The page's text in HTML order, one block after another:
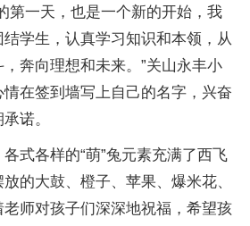
第一天，也是一个新的开始，我
学生，认真学习知识和本领，从
奔向理想和未来。”关山永丰小
在签到墙写上自己的名字，兴奋
诺。
式各样的“萌”兔元素充满了西飞
的大鼓、橙子、苹果、爆米花、
师对孩子们深深地祝福，希望孩